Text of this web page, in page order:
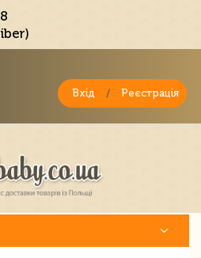
Вхід / Реєстрація